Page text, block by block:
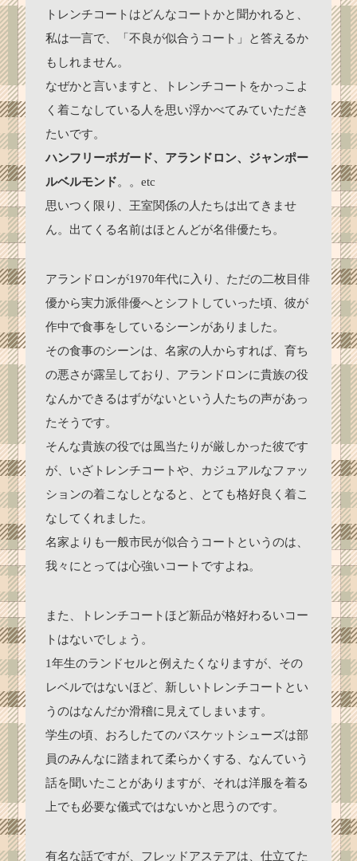
トレンチコートはどんなコートかと聞かれると、
私は一言で、「不良が似合うコート」と答えるか
もしれません。
なぜかと言いますと、トレンチコートをかっこよ
く着こなしている人を思い浮かべてみていただき
たいです。
ハンフリーボガード、アランドロン、ジャンポー
ルベルモンド。。etc
思いつく限り、王室関係の人たちは出てきませ
ん。出てくる名前はほとんどが名俳優たち。
アランドロンが1970年代に入り、ただの二枚目俳
優から実力派俳優へとシフトしていった頃、彼が
作中で食事をしているシーンがありました。
その食事のシーンは、名家の人からすれば、育ち
の悪さが露呈しており、アランドロンに貴族の役
なんかできるはずがないという人たちの声があっ
たそうです。
そんな貴族の役では風当たりが厳しかった彼です
が、いざトレンチコートや、カジュアルなファッ
ションの着こなしとなると、とても格好良く着こ
なしてくれました。
名家よりも一般市民が似合うコートというのは、
我々にとっては心強いコートですよね。
また、トレンチコートほど新品が格好わるいコー
トはないでしょう。
1年生のランドセルと例えたくなりますが、その
レベルではないほど、新しいトレンチコートとい
うのはなんだか滑稽に見えてしまいます。
学生の頃、おろしたてのバスケットシューズは部
員のみんなに踏まれて柔らかくする、なんていう
話を聞いたことがありますが、それは洋服を着る
上でも必要な儀式ではないかと思うのです。
有名な話ですが、フレッドアステアは、仕立てた